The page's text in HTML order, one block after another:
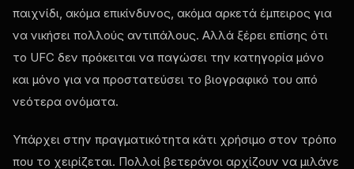
παιχνίδι, ακόμα επικίνδυνος, ακόμα αρκετά έμπειρος για
να νικήσει πολλούς αντιπάλους. Αλλά ξέρει επίσης ότι
το UFC δεν πρόκειται να παγώσει την κατηγορία μόνο
και μόνο για να προστατεύσει το βιογραφικό του από
νεότερα ονόματα.
Υπάρχει στην πραγματικότητα κάτι χρήσιμο στον τρόπο
που το χειρίζεται. Πολλοί βετεράνοι αρχίζουν να μιλάνε